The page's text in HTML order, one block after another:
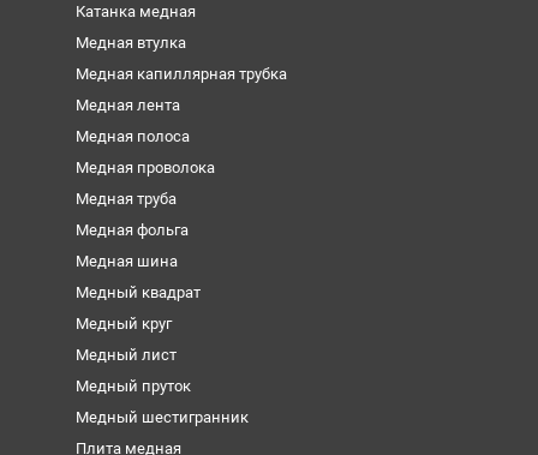
Катанка медная
Медная втулка
Медная капиллярная трубка
Медная лента
Медная полоса
Медная проволока
Медная труба
Медная фольга
Медная шина
Медный квадрат
Медный круг
Медный лист
Медный пруток
Медный шестигранник
Плита медная